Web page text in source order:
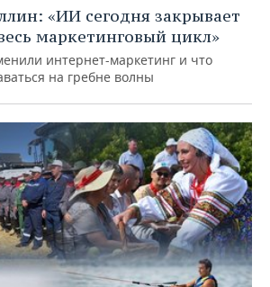
«ИИ сегодня закрывает
маркетинговый цикл»
интернет-маркетинг и что
на гребне волны